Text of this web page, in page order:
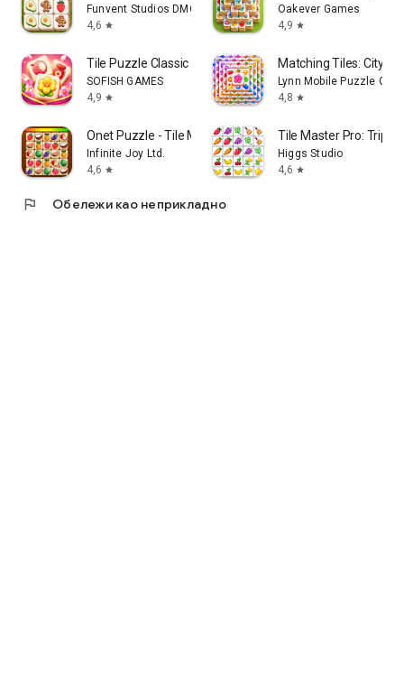
Funvent Studios DMCC
4,6 star
Oakever Games
4,9 star
Tile Puzzle Classic
SOFISH GAMES
4,9 star
Matching Tiles: City
Lynn Mobile Puzzle
4,8 star
Onet Puzzle - Tile Match Game
Infinite Joy Ltd.
4,6 star
Tile Master Pro: Triple
Higgs Studio
4,6 star
flag Обележи као неприкладно